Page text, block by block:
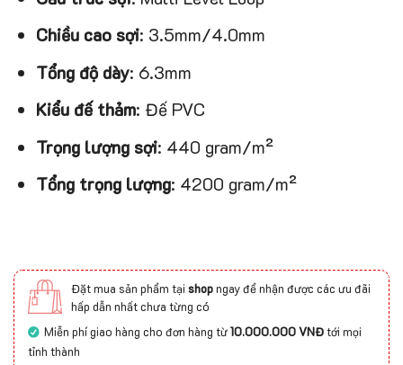
Chiều cao sợi: 3.5mm/4.0mm
Tổng độ dày: 6.3mm
Kiểu đế thảm: Đế PVC
Trọng lượng sợi: 440 gram/m²
Tổng trọng lượng: 4200 gram/m²
Đặt mua sản phẩm tại shopngay để nhận được các ưu đãi
hấp dẫn nhất chưa từng có
Miễn phí giao hàng cho đơn hàng từ10.000.000 VNĐtới mọi
tỉnh thành